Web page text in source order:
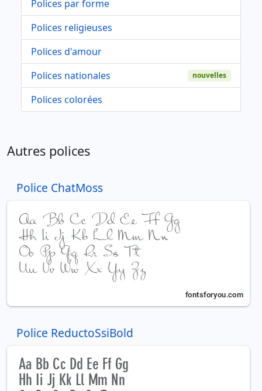
Polices par forme
Polices religieuses
Polices d'amour
Polices nationales
nouvelles
Polices colorées
Autres polices
Police ChatMoss
Police ReductoSsiBold